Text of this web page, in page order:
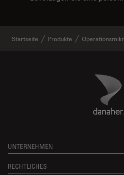
Startseite Produkte
UNTERNEHMEN
RECHTLICHES